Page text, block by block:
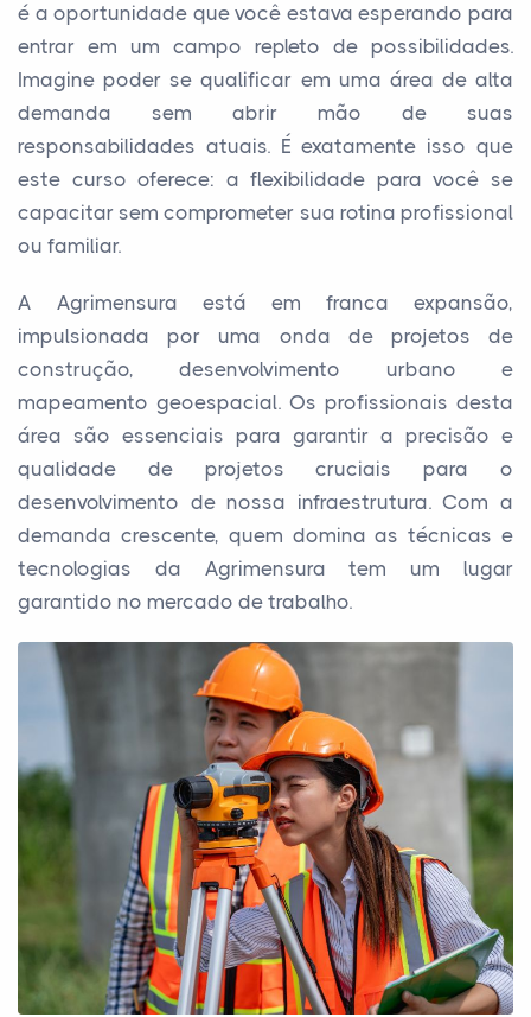
é a oportunidade que você estava esperando para
entrar em um campo repleto de possibilidades.
Imagine poder se qualificar em uma área de alta
demanda sem abrir mão de suas
responsabilidades atuais. É exatamente isso que
este curso oferece: a flexibilidade para você se
capacitar sem comprometer sua rotina profissional
ou familiar.
A Agrimensura está em franca expansão,
impulsionada por uma onda de projetos de
construção, desenvolvimento urbano e
mapeamento geoespacial. Os profissionais desta
área são essenciais para garantir a precisão e
qualidade de projetos cruciais para o
desenvolvimento de nossa infraestrutura. Com a
demanda crescente, quem domina as técnicas e
tecnologias da Agrimensura tem um lugar
garantido no mercado de trabalho.